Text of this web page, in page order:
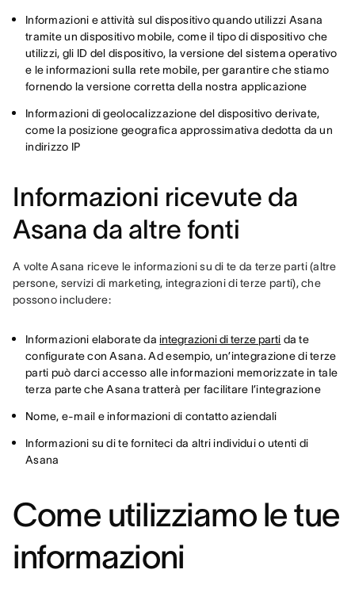
Informazioni e attività sul dispositivo quando utilizzi Asana
tramite un dispositivo mobile, come il tipo di dispositivo che
utilizzi, gli ID del dispositivo, la versione del sistema operativo
e le informazioni sulla rete mobile, per garantire che stiamo
fornendo la versione corretta della nostra applicazione
Informazioni di geolocalizzazione del dispositivo derivate,
come la posizione geografica approssimativa dedotta da un
indirizzo IP
Informazioni ricevute da
Asana da altre fonti
A volte Asana riceve le informazioni su di te da terze parti (altre
persone, servizi di marketing, integrazioni di terze parti), che
possono includere:
Informazioni elaborate daintegrazioni di terze parti da te
configurate con Asana. Ad esempio, un’integrazione di terze
parti può darci accesso alle informazioni memorizzate in tale
terza parte che Asana tratterà per facilitare l’integrazione
Nome, e-mail e informazioni di contatto aziendali
Informazioni su di te forniteci da altri individui o utenti di
Asana
Come utilizziamo le tue
informazioni